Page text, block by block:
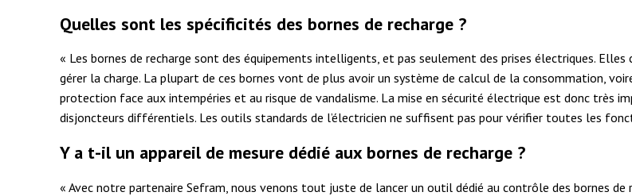
Quelles sont les spécificités des bornes de recharge ?
« Les bornes de recharge sont des équipements intelligents, et pas seulement des prises électriques.
gérer la charge. La plupart de ces bornes vont de plus avoir un système de calcul de la consommation,
protection face aux intempéries et au risque de vandalisme. La mise en sécurité électrique est donc très
disjoncteurs différentiels. Les outils standards de l’électricien ne suffisent pas pour vérifier toutes les
Y a t-il un appareil de mesure dédié aux bornes de recharge ?
« Avec notre partenaire Sefram, nous venons tout juste de lancer un outil dédié au contrôle des bornes